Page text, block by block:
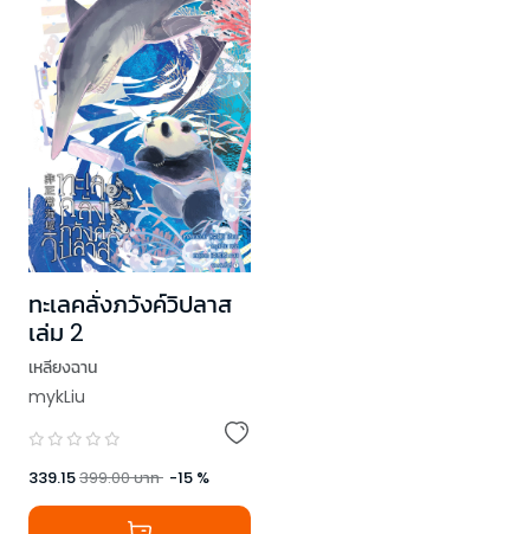
ทะเลคลั่งภวังค์วิปลาส
เล่ม 2
เหลียงฉาน
mykLiu
339.15399.00บาท -15 %